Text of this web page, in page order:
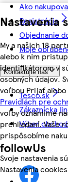
Nastavenia
My a našich 18
alebo k nim
identifikátorom v
osobných údajov.
voľbou Prijať
Pravidlách pre
voľby oznámime
prehliadaní. Vaše
prispôsobíme
Svoje nastavenia
Nastavenia
Ako
Registrácia
Objednanie
Moje
Kontaktujte nás
Tesco.sk
Zákaznícka
Výber
followUs